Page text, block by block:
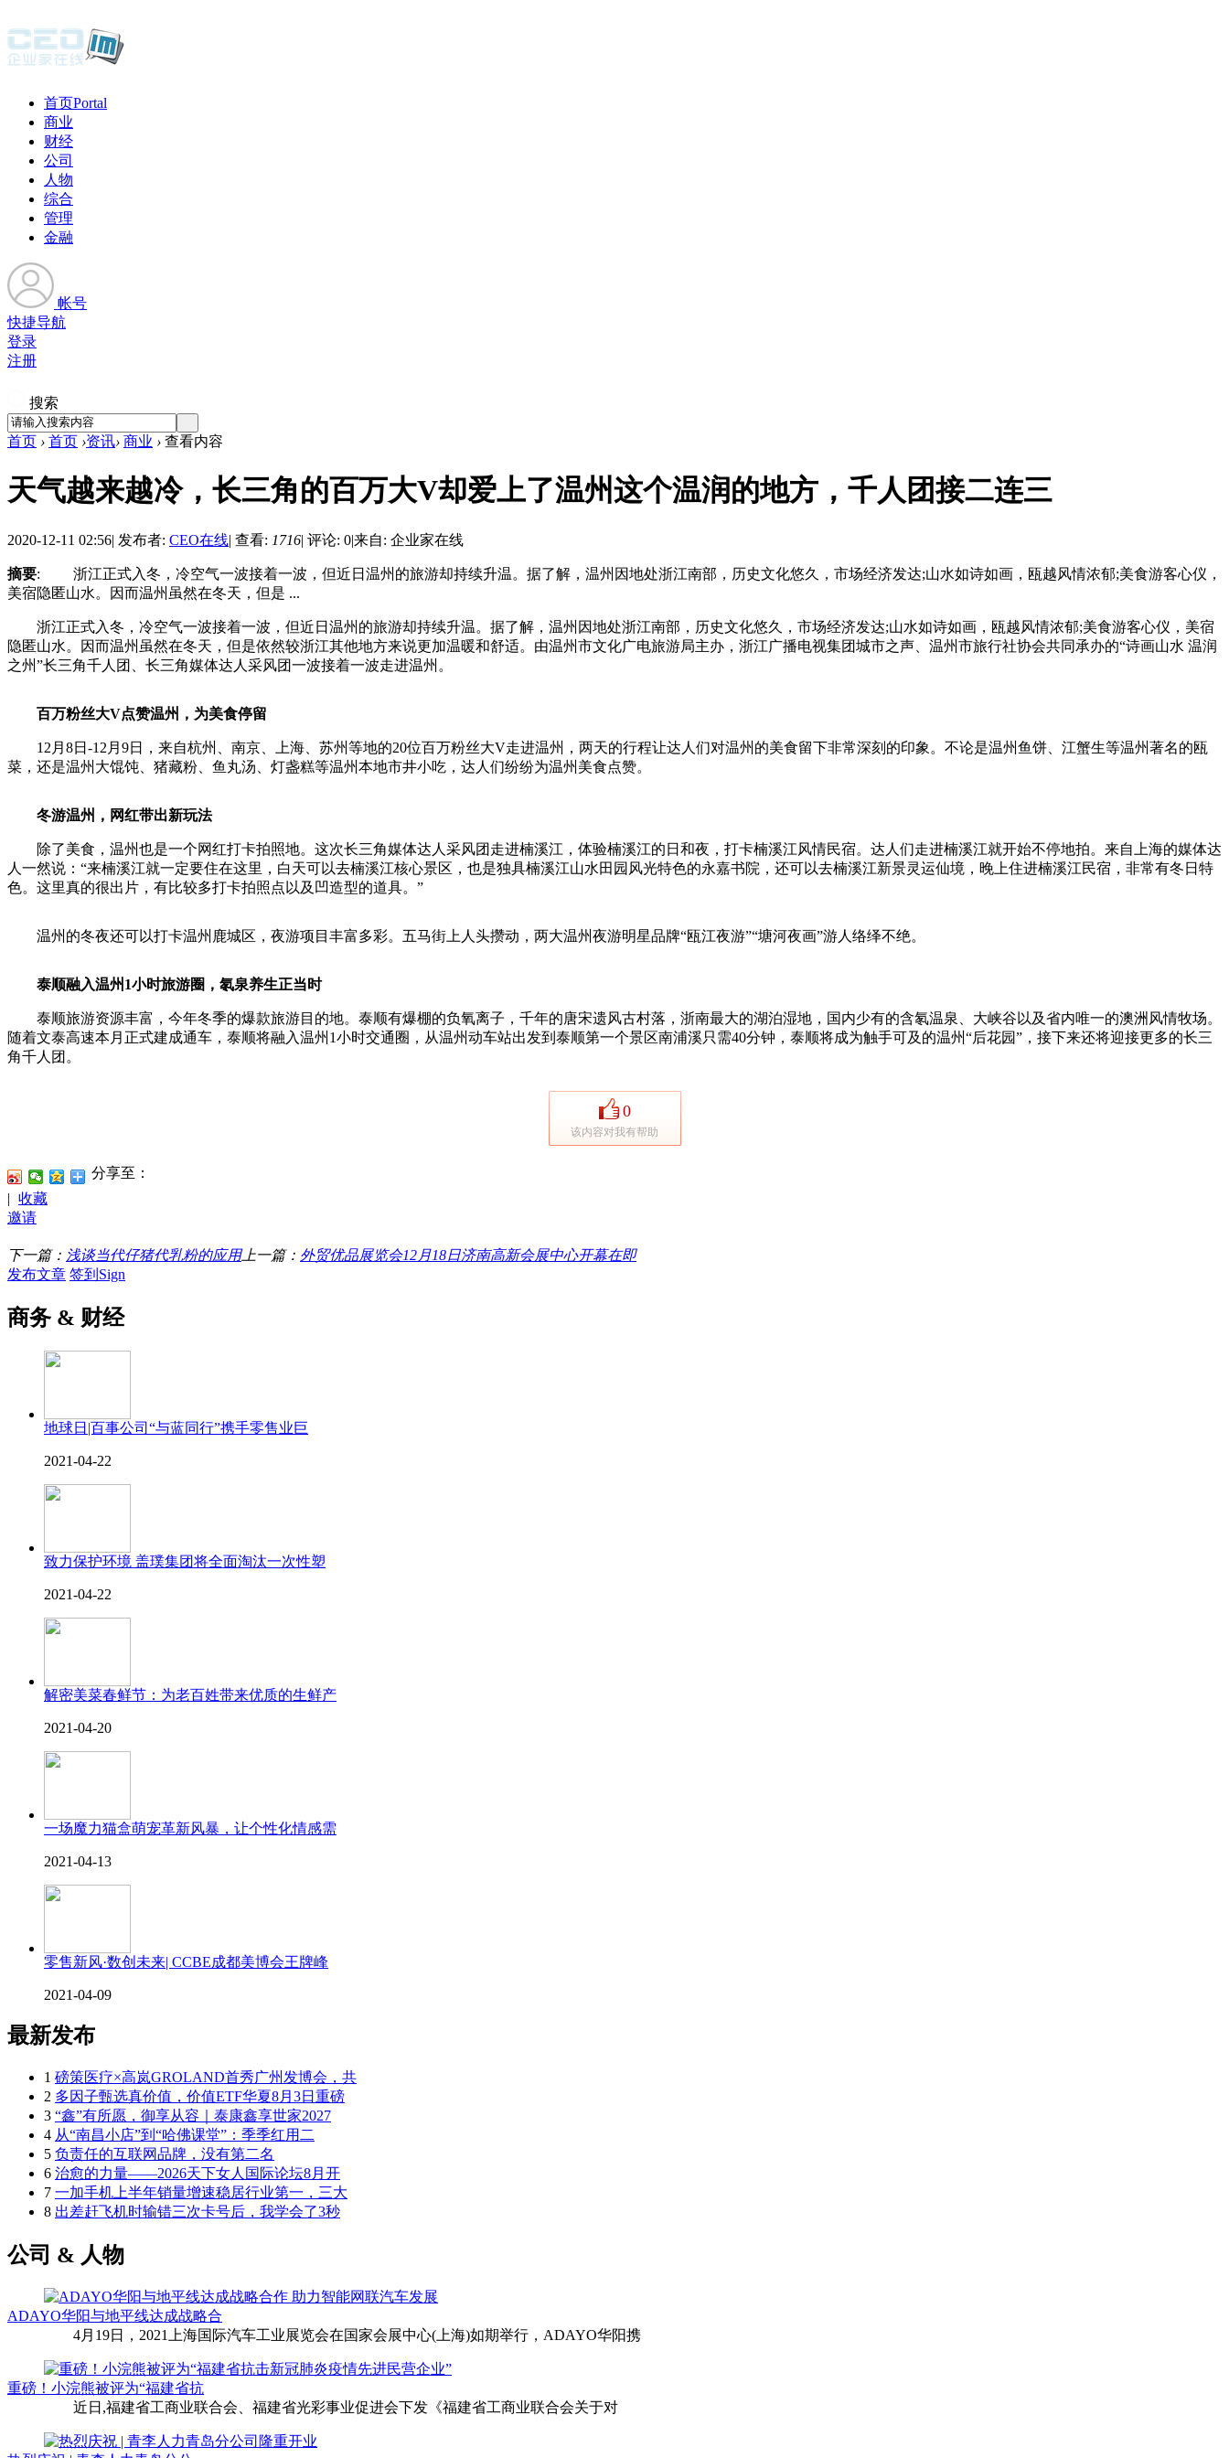
首页Portal
商业
财经
公司
人物
综合
管理
金融
帐号
快捷导航
登录
注册
搜索
首页 › 首页 ›资讯› 商业 › 查看内容
天气越来越冷，长三角的百万大V却爱上了温州这个温润的地方，千人团接二连三
2020-12-11 02:56| 发布者: CEO在线| 查看: 1716| 评论: 0|来自: 企业家在线
摘要: 浙江正式入冬，冷空气一波接着一波，但近日温州的旅游却持续升温。据了解，温州因地处浙江南部，历史文化悠久，市场经济发达;山水如诗如画，瓯越风情浓郁;美食游客心仪，
美宿隐匿山水。因而温州虽然在冬天，但是 ...
浙江正式入冬，冷空气一波接着一波，但近日温州的旅游却持续升温。据了解，温州因地处浙江南部，历史文化悠久，市场经济发达;山水如诗如画，瓯越风情浓郁;美食游客心仪，美宿
隐匿山水。因而温州虽然在冬天，但是依然较浙江其他地方来说更加温暖和舒适。由温州市文化广电旅游局主办，浙江广播电视集团城市之声、温州市旅行社协会共同承办的“诗画山水 温润
之州”长三角千人团、长三角媒体达人采风团一波接着一波走进温州。
百万粉丝大V点赞温州，为美食停留
12月8日-12月9日，来自杭州、南京、上海、苏州等地的20位百万粉丝大V走进温州，两天的行程让达人们对温州的美食留下非常深刻的印象。不论是温州鱼饼、江蟹生等温州著名的瓯
菜，还是温州大馄饨、猪藏粉、鱼丸汤、灯盏糕等温州本地市井小吃，达人们纷纷为温州美食点赞。
冬游温州，网红带出新玩法
除了美食，温州也是一个网红打卡拍照地。这次长三角媒体达人采风团走进楠溪江，体验楠溪江的日和夜，打卡楠溪江风情民宿。达人们走进楠溪江就开始不停地拍。来自上海的媒体达
人一然说：“来楠溪江就一定要住在这里，白天可以去楠溪江核心景区，也是独具楠溪江山水田园风光特色的永嘉书院，还可以去楠溪江新景灵运仙境，晚上住进楠溪江民宿，非常有冬日特
色。这里真的很出片，有比较多打卡拍照点以及凹造型的道具。”
温州的冬夜还可以打卡温州鹿城区，夜游项目丰富多彩。五马街上人头攒动，两大温州夜游明星品牌“瓯江夜游”“塘河夜画”游人络绎不绝。
泰顺融入温州1小时旅游圈，氡泉养生正当时
泰顺旅游资源丰富，今年冬季的爆款旅游目的地。泰顺有爆棚的负氧离子，千年的唐宋遗风古村落，浙南最大的湖泊湿地，国内少有的含氡温泉、大峡谷以及省内唯一的澳洲风情牧场。
随着文泰高速本月正式建成通车，泰顺将融入温州1小时交通圈，从温州动车站出发到泰顺第一个景区南浦溪只需40分钟，泰顺将成为触手可及的温州“后花园”，接下来还将迎接更多的长三
角千人团。
0
该内容对我有帮助
分享至：
| 收藏
邀请
下一篇： 浅谈当代仔猪代乳粉的应用上一篇： 外贸优品展览会12月18日济南高新会展中心开幕在即
发布文章 签到Sign
商务 & 财经
地球日|百事公司“与蓝同行”携手零售业巨
2021-04-22
致力保护环境 盖璞集团将全面淘汰一次性塑
2021-04-22
解密美菜春鲜节：为老百姓带来优质的生鲜产
2021-04-20
一场魔力猫盒萌宠革新风暴，让个性化情感需
2021-04-13
零售新风·数创未来| CCBE成都美博会王牌峰
2021-04-09
最新发布
1 磅策医疗×高岚GROLAND首秀广州发博会，共
2 多因子甄选真价值，价值ETF华夏8月3日重磅
3 “鑫”有所愿，御享从容｜泰康鑫享世家2027
4 从“南昌小店”到“哈佛课堂”：季季红用二
5 负责任的互联网品牌，没有第二名
6 治愈的力量——2026天下女人国际论坛8月开
7 一加手机上半年销量增速稳居行业第一，三大
8 出差赶飞机时输错三次卡号后，我学会了3秒
公司 & 人物
ADAYO华阳与地平线达成战略合
4月19日，2021上海国际汽车工业展览会在国家会展中心(上海)如期举行，ADAYO华阳携
重磅！小浣熊被评为“福建省抗
近日,福建省工商业联合会、福建省光彩事业促进会下发《福建省工商业联合会关于对